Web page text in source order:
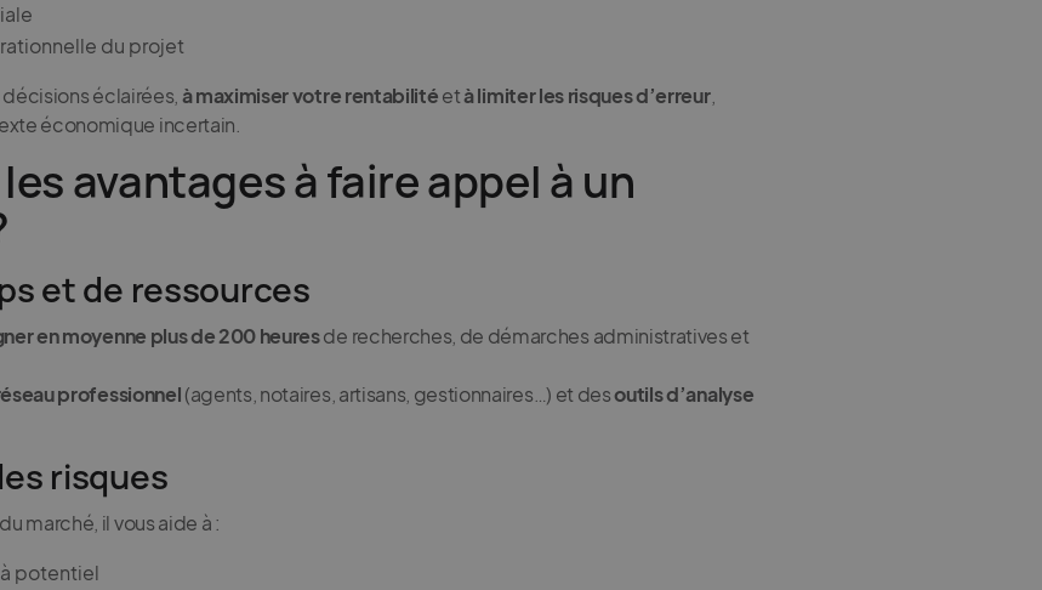
du projet
éclairées, à maximiser votre rentabilitéetà limiter les risques d’erreur,
économique incertain.
avantages à faire appel à un
et de ressources
en moyenne plus de 200 heuresde recherches, de démarches administratives et
professionnel(agents, notaires, artisans, gestionnaires…) et desoutils d’analyse
risques
marché, il vous aide à :
potentiel